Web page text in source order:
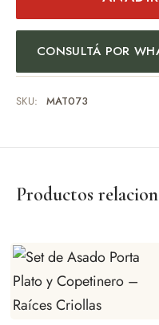
CONSULTÁ POR
SKU: MAT073
Productos
y accesorios